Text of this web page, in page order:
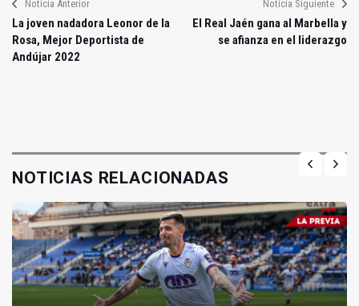
Noticia Anterior
La joven nadadora Leonor de la
Rosa, Mejor Deportista de
Andújar 2022
Noticia Siguiente
El Real Jaén gana al Marbella y
se afianza en el liderazgo
NOTICIAS RELACIONADAS